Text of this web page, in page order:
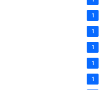
1
1
1
1
1